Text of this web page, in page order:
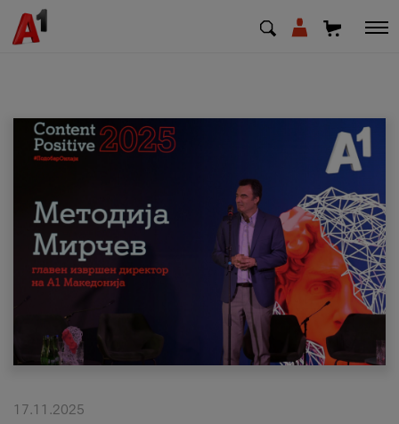
МК EN
Приватни Деловни
Поддршка
Надополни кредит
17.11.2025